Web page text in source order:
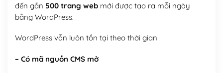
đến gần 500 trang webmới được tạo ra mỗi ngày
bằng WordPress.
WordPress vẫn luôn tồn tại theo thời gian
– Có mã nguồn CMS mở